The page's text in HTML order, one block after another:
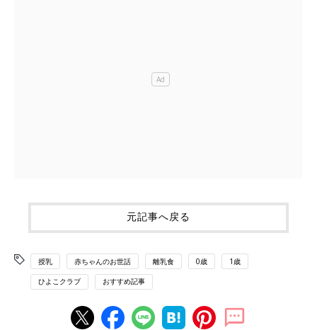
元記事へ戻る
授乳 赤ちゃんのお世話 離乳食 0歳 1歳
ひよこクラブ おすすめ記事